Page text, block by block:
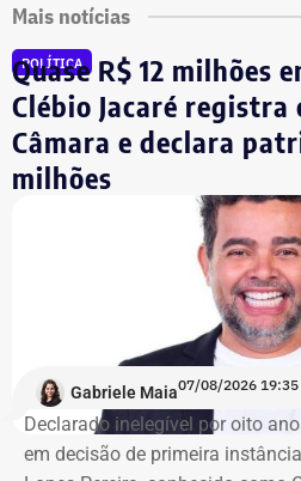
Mais notícias
POLÍTICA
Quase R$ 12 milhões
Clébio Jacaré
Câmara e declara
milhões
Gabriele Maia07/08/2026 19:35
Declarado inelegível por oito
em decisão de primeira